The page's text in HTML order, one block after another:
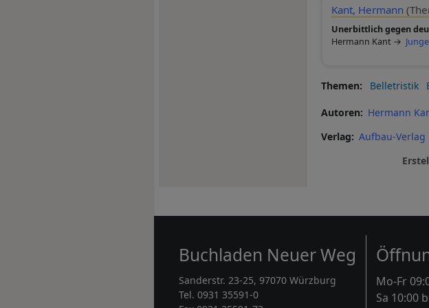
Kant, Hermann
Unerbittlich gegen
Hermann Kant →
Themen Belletristik
Autoren
Hermann
Verlag
Aufbau-Verlag
Buchladen Neuer Weg
Sanderstr. 23-25, 97070 Würzburg
Tel. 0931 35591-0
Mo-Fr
Sa 10:00